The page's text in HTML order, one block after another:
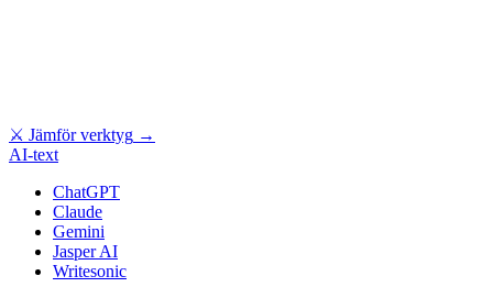
⚔ Jämför verktyg →
AI-text
ChatGPT
Claude
Gemini
Jasper AI
Writesonic